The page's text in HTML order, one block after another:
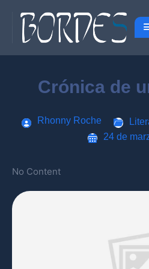
Crónica de
Rhonny Roche
24 de
No Content